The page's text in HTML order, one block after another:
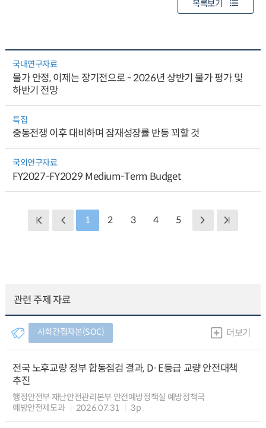
목록보기
국내연구자료
물가 안정, 이제는 장기전으로 - 2026년 상반기 물가 평가 및
하반기 전망
특집
중동전쟁 이후 대비하며 잠재성장률 반등 꾀할 것
국외연구자료
FY2027-FY2029 Medium-Term Budget
1 2 3 4 5
관련 주제 자료
사회간접자본(SOC) 더보기
전국 노후교량 정부 합동점검 결과, D·E등급 교량 안전대책
추진
행정안전부 재난안전관리본부 안전예방정책실 예방정책국
예방안전제도과
2026.07.31 3p